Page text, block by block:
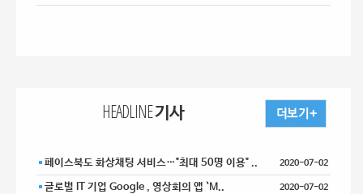
HEADLINE 기사
페이스북도 화상채팅 서비스…"최대 50명 이용" .. 2020-07-02
글로벌 IT 기업 Google , 영상회의 앱 `M.. 2020-07-02